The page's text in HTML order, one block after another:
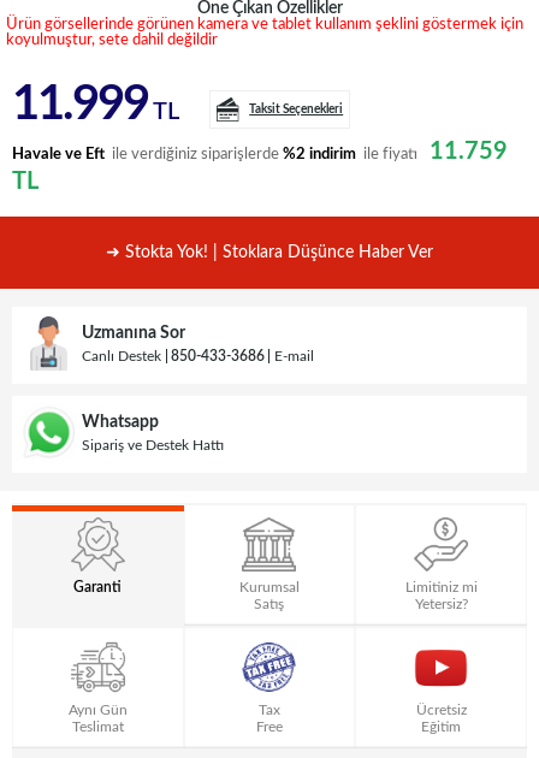
Öne Çıkan Özellikler
Ürün görsellerinde görünen kamera ve tablet kullanım şeklini göstermek için
koyulmuştur, sete dahil değildir
11.999 TL Taksit Seçenekleri
Havale ve Eft ile verdiğiniz siparişlerde %2 indirim ile fiyatı
11.759
TL
➜ Stokta Yok! | Stoklara Düşünce Haber Ver
Uzmanına Sor
Canlı Destek 850-433-3686 E-mail
Whatsapp
Sipariş ve Destek Hattı
Garanti
Kurumsal
Satış
Limitiniz mi
Yetersiz?
Aynı Gün
Teslimat
Tax
Free
Ücretsiz
Eğitim